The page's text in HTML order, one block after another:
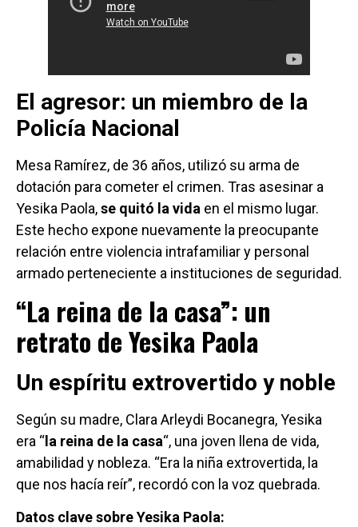
El agresor: un miembro de la
Policía Nacional
Mesa Ramírez, de 36 años, utilizó su arma de
dotación para cometer el crimen. Tras asesinar a
Yesika Paola,se quitó la vida en el mismo lugar.
Este hecho expone nuevamente la preocupante
relación entre violencia intrafamiliar y personal
armado perteneciente a instituciones de seguridad.
“La reina de la casa”: un
retrato de Yesika Paola
Un espíritu extrovertido y noble
Según su madre, Clara Arleydi Bocanegra, Yesika
era “la reina de la casa“, una joven llena de vida,
amabilidad y nobleza. “Era la niña extrovertida, la
que nos hacía reír”, recordó con la voz quebrada.
Datos clave sobre Yesika Paola: